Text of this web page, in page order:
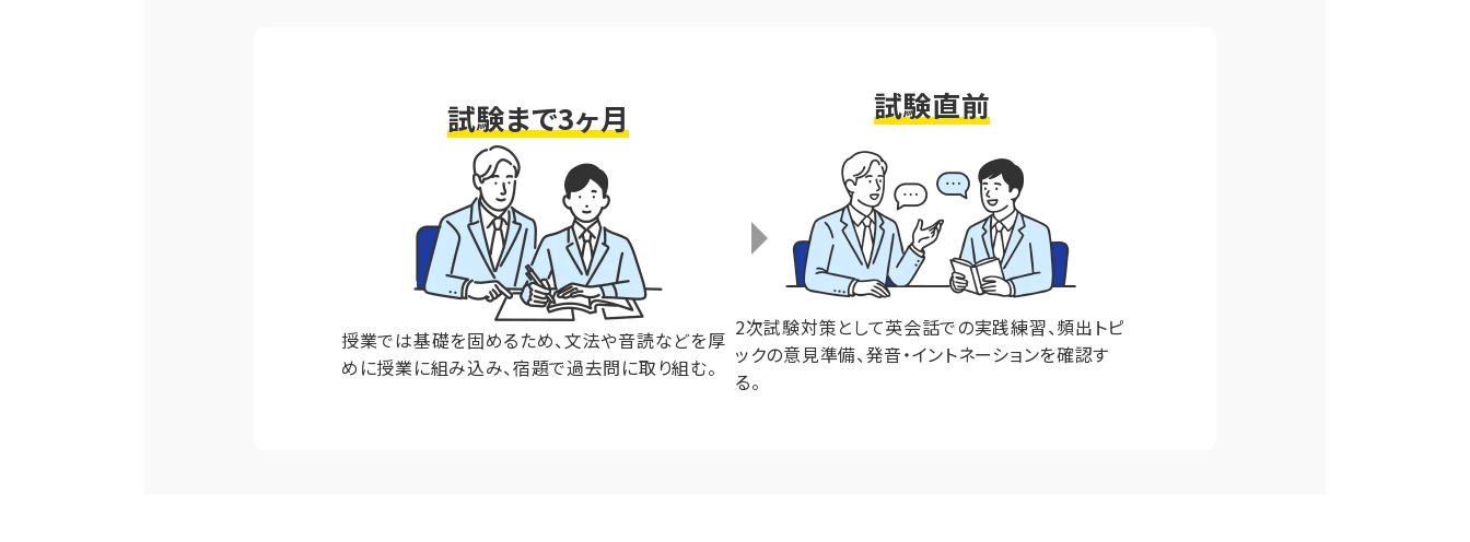
試験まで3ヶ月
授業では基礎を固めるため、文法や音読などを厚
めに授業に組み込み、宿題で過去問に取り組む。
試験直前
2次試験対策として英会話での実践練習、頻出トピ
ックの意見準備、発音・イントネーションを確認す
る。